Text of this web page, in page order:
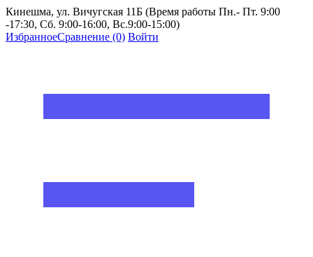
Кинешма, ул. Вичугская 11Б (Время работы Пн.- Пт. 9:00
-17:30, Сб. 9:00-16:00, Вс.9:00-15:00)
ИзбранноеСравнение (0) Войти